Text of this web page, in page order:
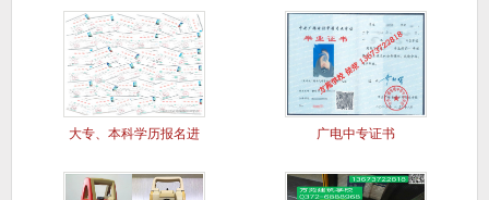
大专、本科学历报名进 广电中专证书